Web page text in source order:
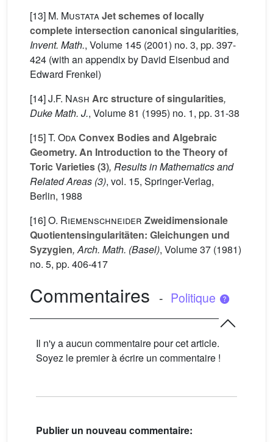
[13] M. MustataJet schemes of locally
complete intersection canonical singularities,
Invent. Math., Volume 145 (2001) no. 3, pp. 397-
424 (with an appendix by David Eisenbud and
Edward Frenkel)
[14]J.F. Nash Arc structure of singularities,
Duke Math. J., Volume 81 (1995) no. 1, pp. 31-38
[15]T. OdaConvex Bodies and Algebraic
Geometry. An Introduction to the Theory of
Toric Varieties (3), Results in Mathematics and
Related Areas (3), vol. 15, Springer-Verlag,
Berlin, 1988
[16]O. Riemenschneider Zweidimensionale
Quotientensingularitäten: Gleichungen und
Syzygien, Arch. Math. (Basel), Volume 37 (1981)
no. 5, pp. 406-417
Commentaires - Politique
Il n'y a aucun commentaire pour cet article.
Soyez le premier à écrire un commentaire !
Publier un nouveau commentaire: